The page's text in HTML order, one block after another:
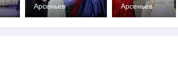
0
Арсеньев
0
Арсеньев